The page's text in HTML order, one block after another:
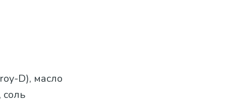
D), масло
соль